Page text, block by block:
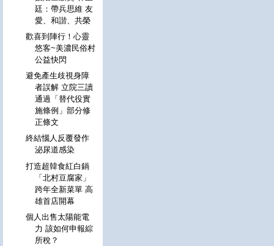
廷：帶兵思維 友
愛、和諧、共榮
歡喜到陣行！心靈
悠客~美濃民俗村
公益快閃
避免產生歧視身障
者誤解 立院三讀
通過「替代役實
施條例」部分修
正條文
終結惱人反覆發作
泌尿道感染
打造超韓食紅白鍋
「北村豆腐家」
跨年全新菜單 高
雄首店開幕
個人出售太陽能電
力 該如何申報綜
所稅？